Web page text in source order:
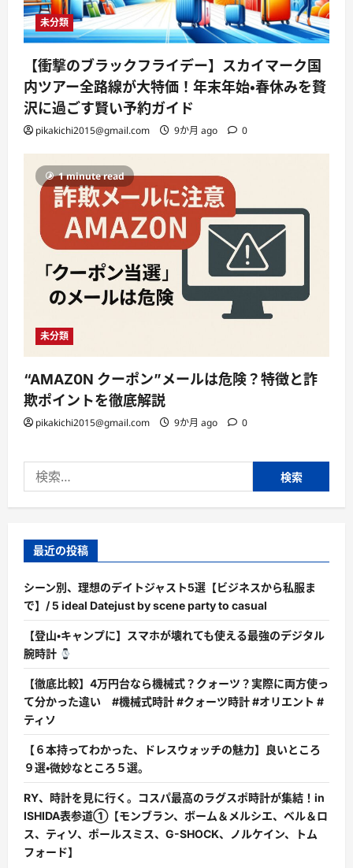
未分類
【衝撃のブラックフライデー】スカイマーク国
内ツアー全路線が大特価！年末年始・春休みを贅
沢に過ごす賢い予約ガイド
pikakichi2015@gmail.com 9か月 ago 0
1 minute read
未分類
“AMAZ0N クーポン”メールは危険？特徴と詐
欺ポイントを徹底解説
pikakichi2015@gmail.com 9か月 ago 0
索:
最近の投稿
シーン別、理想のデイトジャスト5選【ビジネスから私服ま
で】/ 5 ideal Datejust by scene party to casual
【登山・キャンプに】スマホが壊れても使える最強のデジタル
腕時計
【徹底比較】4万円台なら機械式？クォーツ？実際に両方使っ
て分かった違い #機械式時計 #クォーツ時計 #オリエント #
ティソ
【６本持ってわかった、ドレスウォッチの魅力】良いところ
９選・微妙なところ５選。
RY、時計を見に行く。コスパ最高のラグスポ時計が集結！in
ISHIDA表参道①【モンブラン、ボーム＆メルシエ、ベル＆ロ
ス、ティソ、ポールスミス、G-SHOCK、ノルケイン、トム
フォード】